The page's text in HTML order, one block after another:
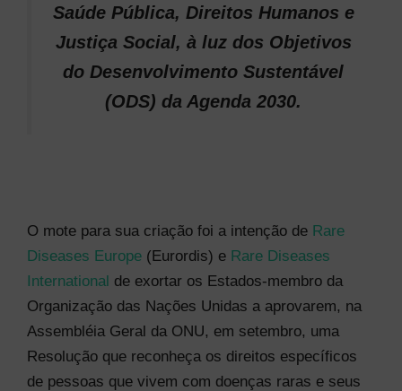
Saúde Pública, Direitos Humanos e
Justiça Social, à luz dos Objetivos
do Desenvolvimento Sustentável
(ODS) da Agenda 2030.
O mote para sua criação foi a intenção de Rare
Diseases Europe (Eurordis) e Rare Diseases
International de exortar os Estados-membro da
Organização das Nações Unidas a aprovarem, na
Assembléia Geral da ONU, em setembro, uma
Resolução que reconheça os direitos específicos
de pessoas que vivem com doenças raras e seus